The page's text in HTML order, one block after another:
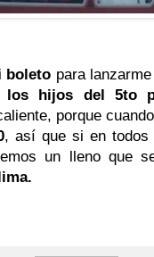
boleto para
los hijos del 5to
porque
, así que si en todos
un lleno que